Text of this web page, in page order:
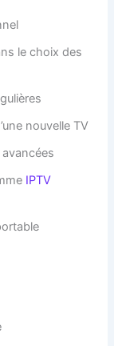
le choix des
nouvelle TV
IPTV